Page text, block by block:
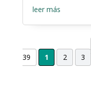
leer más
39
1 2 3